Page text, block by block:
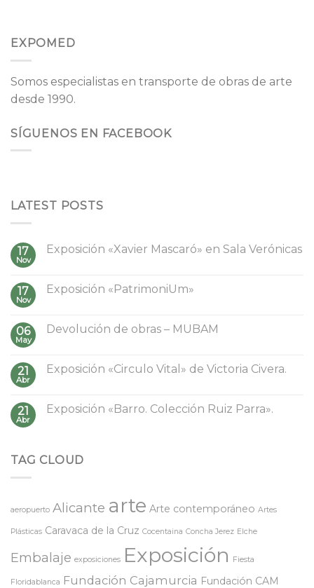
EXPOMED
Somos especialistas en transporte de obras de arte
desde 1990.
SÍGUENOS EN FACEBOOK
LATEST POSTS
17
Nov
Exposición «Xavier Mascaró» en Sala Verónicas
17
Nov
Exposición «PatrimoniUm»
06
May
Devolución de obras – MUBAM
21
Abr
Exposición «Circulo Vital» de Victoria Civera.
21
Abr
Exposición «Barro. Colección Ruiz Parra».
TAG CLOUD
aeropuerto Alicante arte Arte contemporáneo Artes
Plásticas Caravaca de la Cruz Cocentaina Concha Jerez Elche
Embalaje exposiciones Exposición Fiesta
Floridablanca Fundación Cajamurcia Fundación CAM